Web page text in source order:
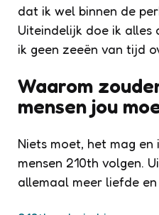
dat ik wel binnen de
Uiteindelijk doe ik alles
ik geen zeeën van tijd
Waarom
mensen jou
Niets moet, het mag
mensen 210th volgen.
allemaal meer liefde